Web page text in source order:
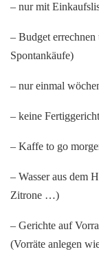
– nur mit
– Budget
Spontankäufe)
– nur einmal
– keine
– Kaffe to go
– Wasser aus dem
Zitrone …)
– Gerichte auf
(Vorräte anlegen